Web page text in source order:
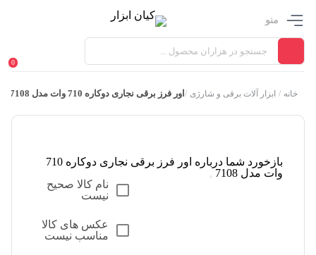
منو
0
خانه / ابزار آلات برقی و شارژی /اور فرز برقی نجاری دوکاره 710 وات مدل 7108
بازخورد شما درباره اور فرز برقی نجاری دوکاره 710
وات مدل 7108
نام کالا صحیح
نیست
عکس های کالا
مناسب نیست